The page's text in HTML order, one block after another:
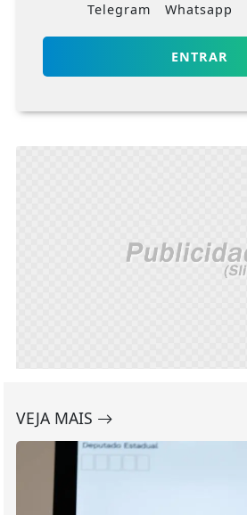
Telegram Whatsapp
ENTRAR
VEJA MAIS